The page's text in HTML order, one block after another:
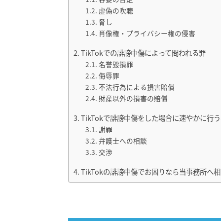
虚偽の吹聴
脅し
肖像権・プライバシー権の侵害
TikTokでの誹謗中傷によって問われる罪
名誉毀損罪
侮辱罪
不法行為による損害賠償
財産以外の損害の賠償
TikTokで誹謗中傷をした場合に速やかに行
謝罪
弁護士への相談
交渉
TikTokの誹謗中傷でお困りなら当事務所へ